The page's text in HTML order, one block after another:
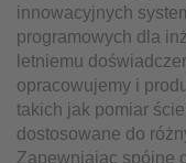
innowacyjnych
programowych dla
letniemu
opracowujemy i
takich jak pomiar
dostosowane do
Zapewniając spójne